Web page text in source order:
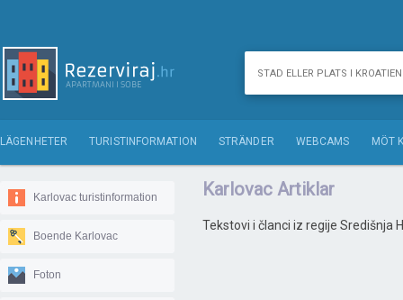
LÄGENHETER TURISTINFORMATION STRÄNDER WEBCAMS MÖT
Karlovac turistinformation
Boende Karlovac
Foton
Karlovac Artiklar
Tekstovi i članci iz regije Središnja